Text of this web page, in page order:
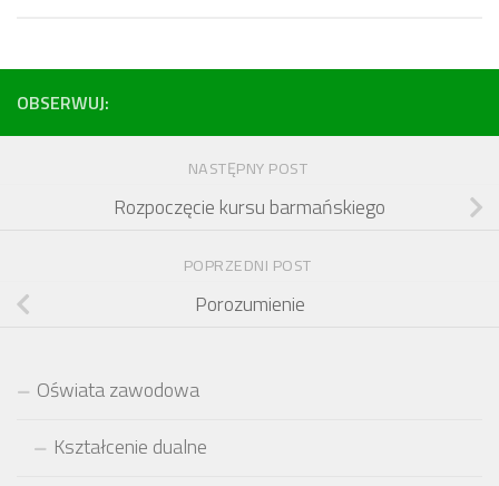
OBSERWUJ:
NASTĘPNY POST
Rozpoczęcie kursu barmańskiego
POPRZEDNI POST
Porozumienie
Oświata zawodowa
Kształcenie dualne